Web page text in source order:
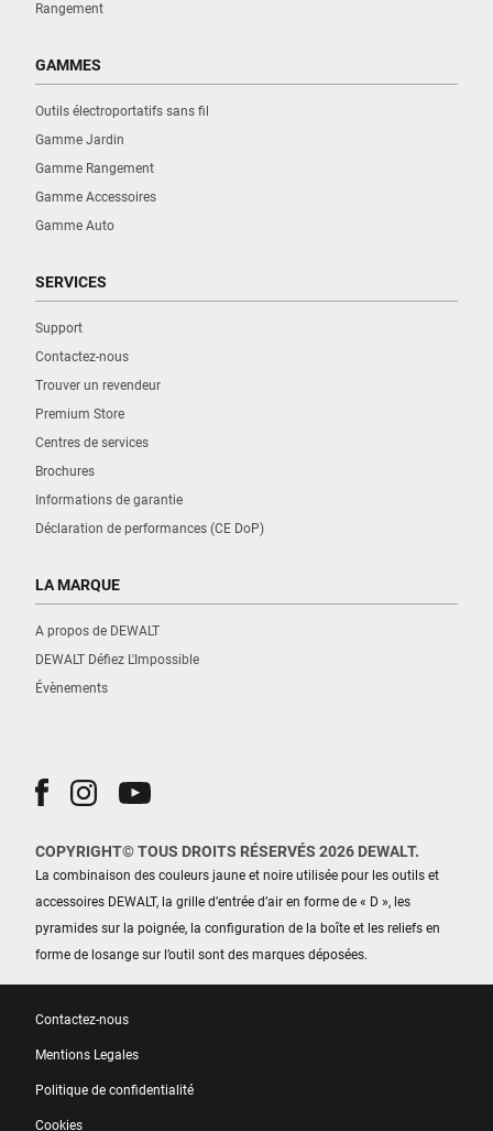
Rangement
GAMMES
Outils électroportatifs sans fil
Gamme Jardin
Gamme Rangement
Gamme Accessoires
Gamme Auto
SERVICES
Support
Contactez-nous
Trouver un revendeur
Premium Store
Centres de services
Brochures
Informations de garantie
Déclaration de performances (CE DoP)
LA MARQUE
A propos de DEWALT
DEWALT Défiez L'Impossible
Évènements
COPYRIGHT© TOUS DROITS RÉSERVÉS 2026 DEWALT.
La combinaison des couleurs jaune et noire utilisée pour les outils et
accessoires DEWALT, la grille d’entrée d’air en forme de « D », les
pyramides sur la poignée, la configuration de la boîte et les reliefs en
forme de losange sur l’outil sont des marques déposées.
Contactez-nous
Mentions Legales
Politique de confidentialité
Cookies